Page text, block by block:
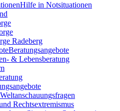
Hilfe in Notsituationen
Radeberg
Beratungsangebote
& Lebensberatung
Rechtsextremismus